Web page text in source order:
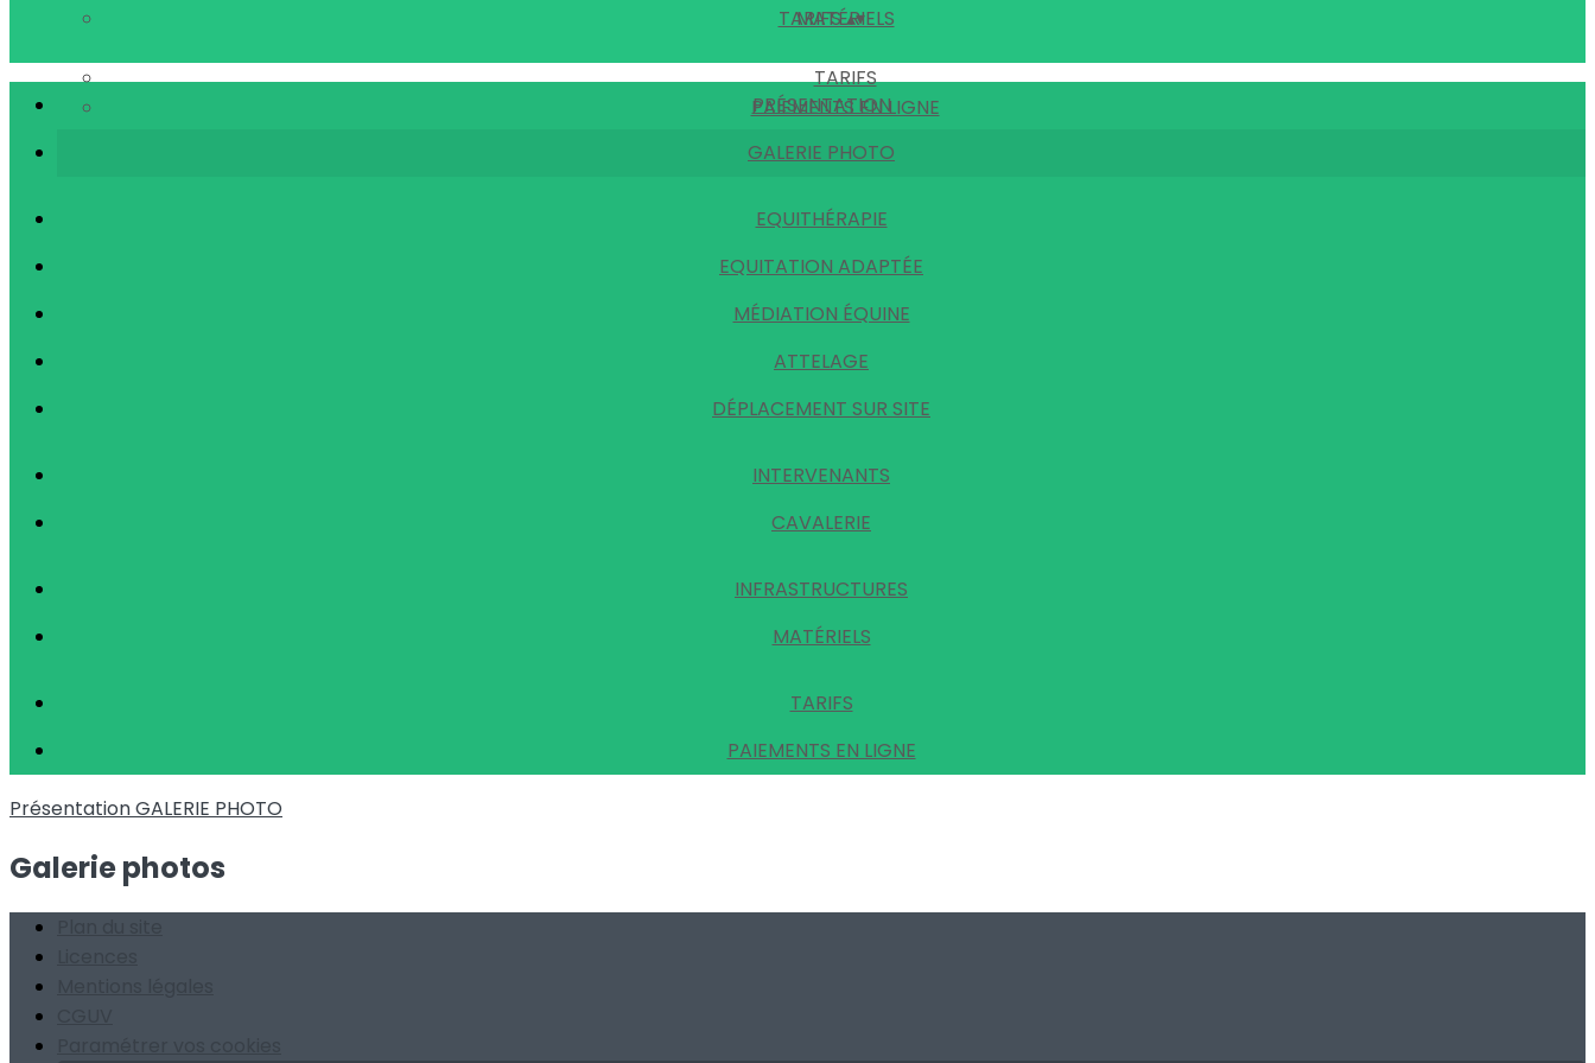
MATÉRIELS
TARIFS▴▾
TARIFS
PAIEMENTS EN LIGNE
PRÉSENTATION
GALERIE PHOTO
EQUITHÉRAPIE
EQUITATION ADAPTÉE
MÉDIATION ÉQUINE
ATTELAGE
DÉPLACEMENT SUR SITE
INTERVENANTS
CAVALERIE
INFRASTRUCTURES
MATÉRIELS
TARIFS
PAIEMENTS EN LIGNE
PrésentationGALERIE PHOTO
Galerie photos